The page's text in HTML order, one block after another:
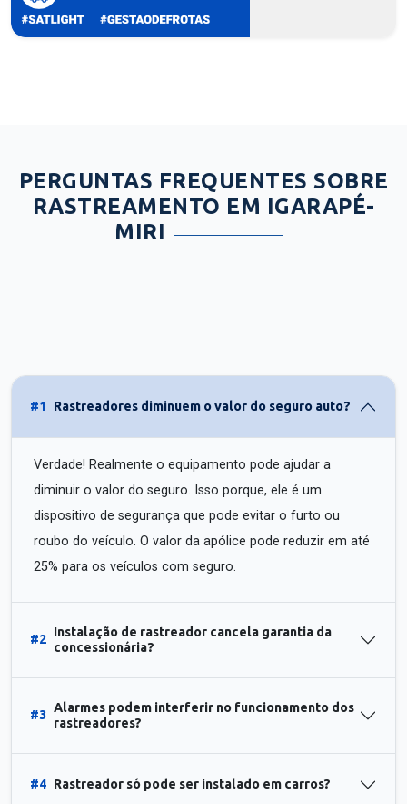
PERGUNTAS FREQUENTES SOBRE
RASTREAMENTO EM IGARAPÉ-
MIRI
#1 Rastreadores diminuem o valor do seguro auto?
Verdade! Realmente o equipamento pode ajudar a
diminuir o valor do seguro. Isso porque, ele é um
dispositivo de segurança que pode evitar o furto ou
roubo do veículo. O valor da apólice pode reduzir em até
25% para os veículos com seguro.
#2
Instalação de rastreador cancela garantia da
concessionária?
#3
Alarmes podem interferir no funcionamento dos
rastreadores?
#4 Rastreador só pode ser instalado em carros?